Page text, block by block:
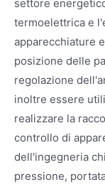
settore
termoelettrica e
apparecchiature
posizione delle
regolazione
inoltre essere
realizzare la
controllo di
dell'ingegneria
pressione,